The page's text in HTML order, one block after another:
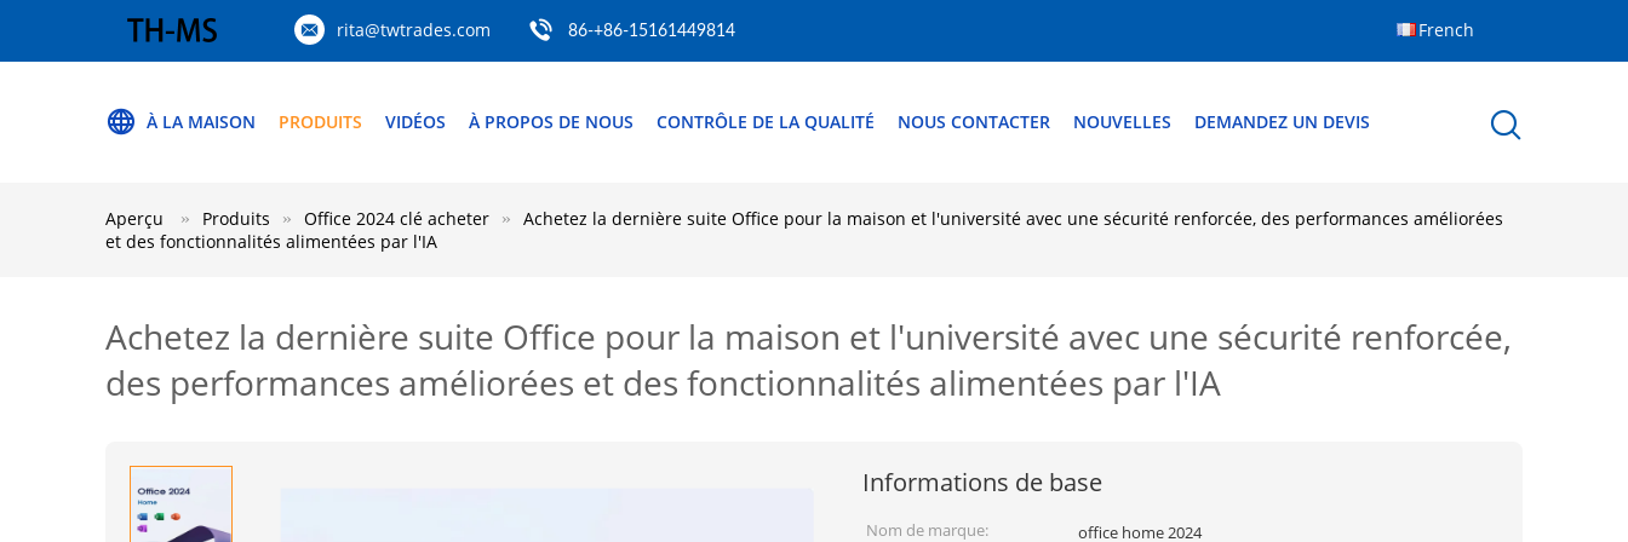
rita@twtrades.com 86-+86-15161449814 French
À LA MAISON PRODUITS VIDÉOS À PROPOS DE NOUS CONTRÔLE DE LA QUALITÉ NOUS CONTACTER NOUVELLES DEMANDEZ UN DEVIS
Aperçu Produits Office 2024 clé acheter
Achetez la dernière suite Office pour la maison et l'université avec une sécurité renforcée, des performances améliorées
et des fonctionnalités alimentées par l'IA
Achetez la dernière suite Office pour la maison et l'université avec une sécurité renforcée,
des performances améliorées et des fonctionnalités alimentées par l'IA
Informations de base
Nom de marque: office home 2024